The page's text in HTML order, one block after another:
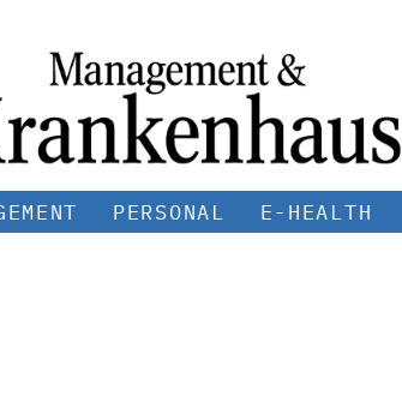
PERSONAL E-HEALTH